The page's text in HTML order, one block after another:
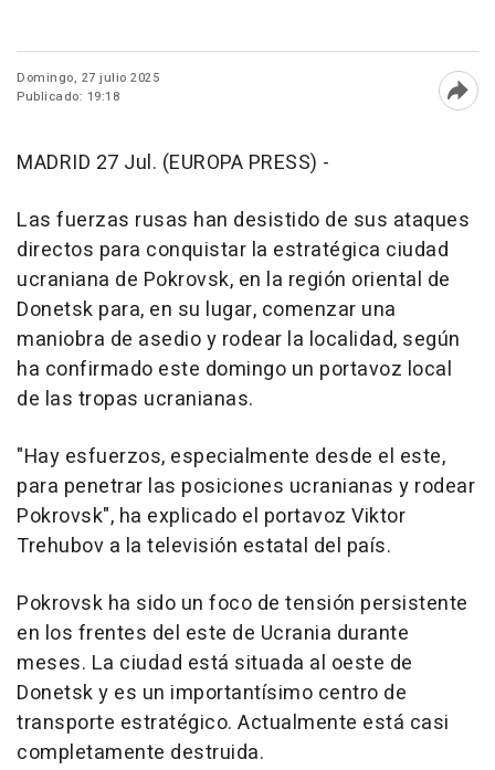
Domingo, 27 julio 2025
Publicado: 19:18
MADRID 27 Jul. (EUROPA PRESS) -
Las fuerzas rusas han desistido de sus ataques
directos para conquistar la estratégica ciudad
ucraniana de Pokrovsk, en la región oriental de
Donetsk para, en su lugar, comenzar una
maniobra de asedio y rodear la localidad, según
ha confirmado este domingo un portavoz local
de las tropas ucranianas.
"Hay esfuerzos, especialmente desde el este,
para penetrar las posiciones ucranianas y rodear
Pokrovsk", ha explicado el portavoz Viktor
Trehubov a la televisión estatal del país.
Pokrovsk ha sido un foco de tensión persistente
en los frentes del este de Ucrania durante
meses. La ciudad está situada al oeste de
Donetsk y es un importantísimo centro de
transporte estratégico. Actualmente está casi
completamente destruida.